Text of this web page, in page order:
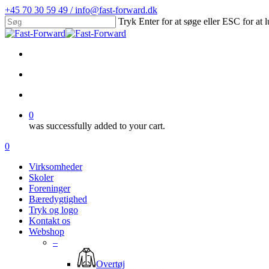
Skip
to
main
+45 70 30 59 49 / info@fast-forward.dk
Tryk Enter for at søge eller ESC for at
Close
0
was successfully added to your cart.
Menu
search
account
0
Virksomheder
Skoler
Foreninger
Bæredygtighed
Tryk og logo
Kontakt os
Webshop
–
Overtøj